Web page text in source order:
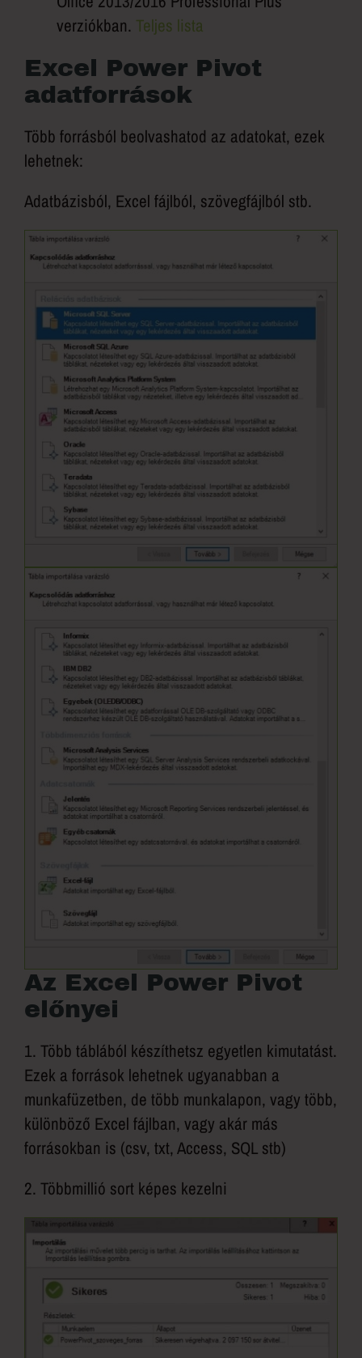
verziókban. Teljes lista
Excel Power Pivot
adatforrások
Több forrásból beolvashatod az adatokat, ezek
lehetnek:
Adatbázisból, Excel fájlból, szövegfájlból stb.
Az Excel Power Pivot
előnyei
1. Több táblából készíthetsz egyetlen kimutatást.
Ezek a források lehetnek ugyanabban a
munkafüzetben, de több munkalapon, vagy több,
különböző Excel fájlban, vagy akár más
forrásokban is (csv, txt, Access, SQL stb)
2. Többmillió sort képes kezelni